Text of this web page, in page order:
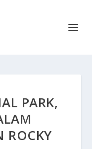
PARK,
ROCKY